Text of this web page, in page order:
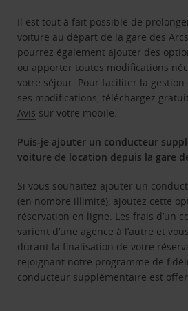
Il est tout à fait possible de
voiture au départ de la gare des
pourrez également ajouter des
ou apporter toutes modifications
votre séjour. Pour faciliter la
ses modifications, téléchargez
Avis sur votre mobile.
Puis-je ajouter un conducteur
voiture de location depuis la gare
Si vous souhaitez ajouter un
(en nombre illimité), ajoutez cette
réservation en ligne. Les frais d’un
varient d’une agence à l’autre et
durant la finalisation de votre
rejoignant notre programme de
conducteur supplémentaire est